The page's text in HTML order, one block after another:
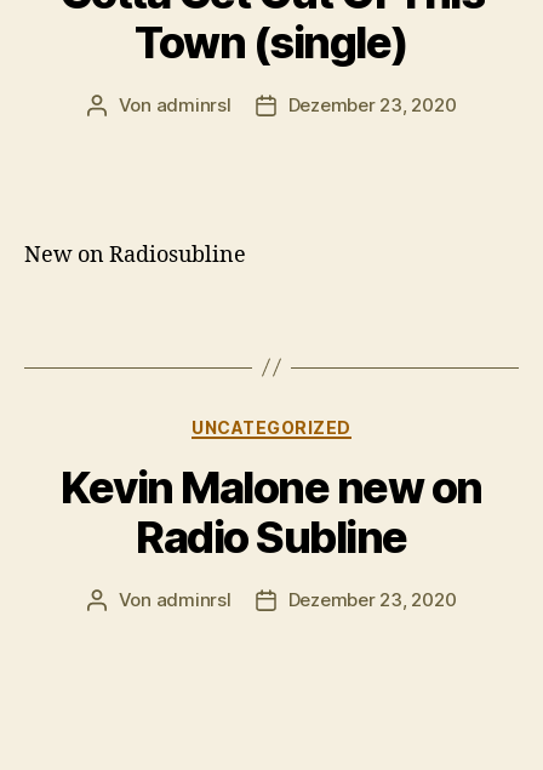
Town (single)
Beitragsautor
Von adminrsl Beitragsdatum
Dezember 23, 2020
New on Radiosubline
Kategorien
UNCATEGORIZED
Kevin Malone new on
Radio Subline
Beitragsautor
Von adminrsl Beitragsdatum
Dezember 23, 2020